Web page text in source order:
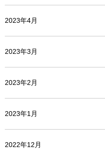
2023年4月
2023年3月
2023年2月
2023年1月
2022年12月